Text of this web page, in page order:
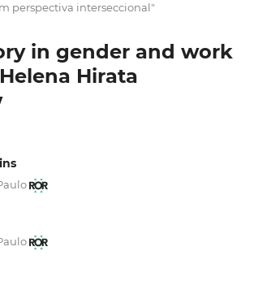
perspectiva interseccional"
in gender and work
Hirata